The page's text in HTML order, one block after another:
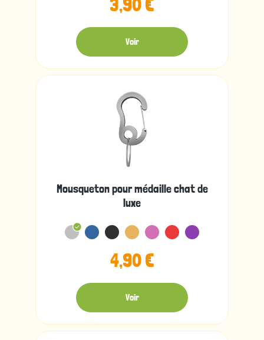
3,90 €
Voir
Mousqueton pour médaille chat de
luxe
4,90 €
Voir